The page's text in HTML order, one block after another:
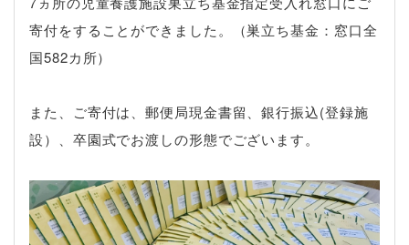
寄付をすることができました。（巣立ち基金：窓口全
国582カ所）
また、ご寄付は、郵便局現金書留、銀行振込(登録施
設）、卒園式でお渡しの形態でございます。